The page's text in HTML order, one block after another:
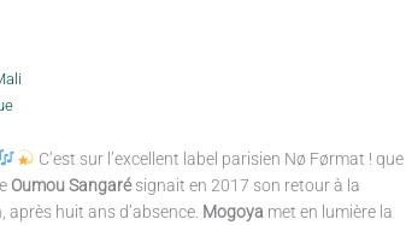
C’est sur l’excellent label parisien Nø Førmat ! que
Oumou Sangarésignait en 2017 son retour à la
après huit ans d’absence. Mogoya met en lumière la